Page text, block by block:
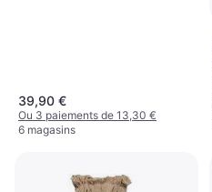
39,90 €
Ou 3 paiements de 13,30 €
6 magasins